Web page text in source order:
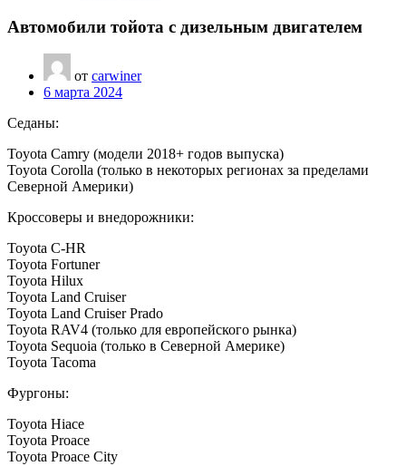
Автомобили тойота с дизельным двигателем
от carwiner
6 марта 2024
Седаны:
Toyota Camry (модели 2018+ годов выпуска)
Toyota Corolla (только в некоторых регионах за пределами
Северной Америки)
Кроссоверы и внедорожники:
Toyota C-HR
Toyota Fortuner
Toyota Hilux
Toyota Land Cruiser
Toyota Land Cruiser Prado
Toyota RAV4 (только для европейского рынка)
Toyota Sequoia (только в Северной Америке)
Toyota Tacoma
Фургоны:
Toyota Hiace
Toyota Proace
Toyota Proace City